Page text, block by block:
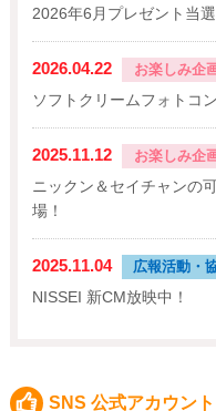
2026年6月プレゼント当選
2026.04.22 お楽しみ企
ソフトクリームフォトコ
2025.11.12 お楽しみ企
ニックン＆セイチャンの
場！
2025.11.04 広報活動・
NISSEI 新CM放映中！
SNS 公式アカウント